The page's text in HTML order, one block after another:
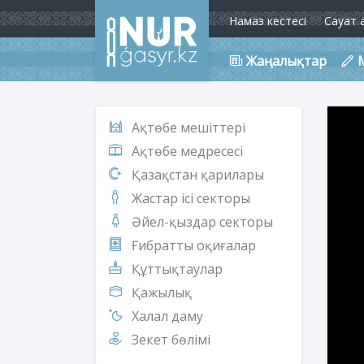
Намаз кестесі Сауат
Жаңалықтар
Ақтөбе мешіттері
Ақтөбе медресесі
Қазақстан қарилары
Жастар ісі секторы
Әйел-қыздар секторы
Ғибратты оқиғалар
Құттықтаулар
Қажылық
Халал даму
Зекет бөлімі